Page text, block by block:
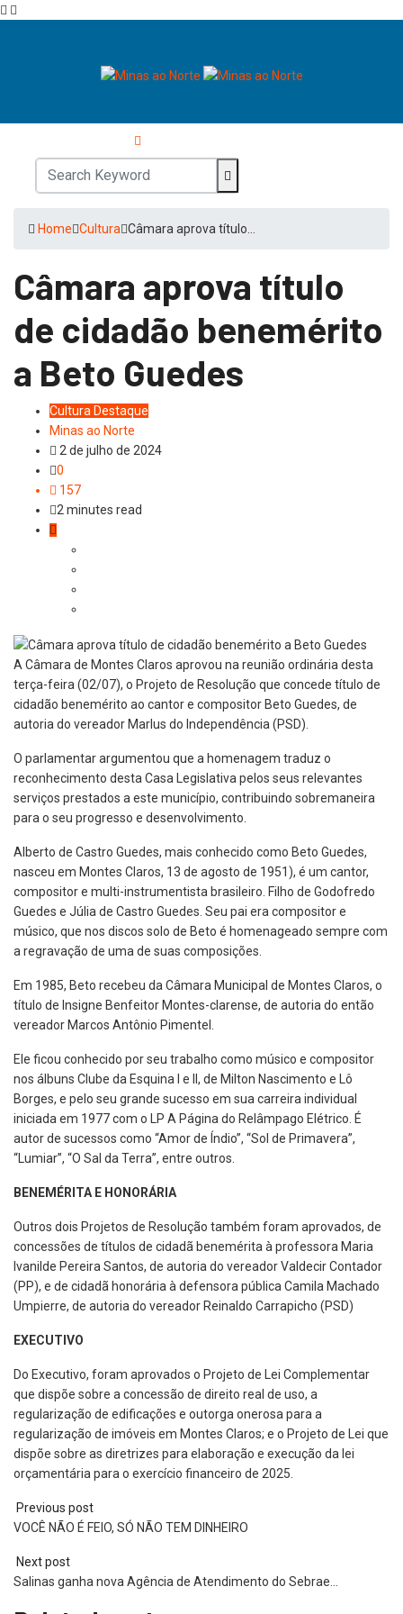
Home Cultura Câmara aprova título…
Câmara aprova título
de cidadão benemérito
a Beto Guedes
Cultura Destaque
Minas ao Norte
2 de julho de 2024
0
157
2 minutes read
A Câmara de Montes Claros aprovou na reunião ordinária desta
terça-feira (02/07), o Projeto de Resolução que concede título de
cidadão benemérito ao cantor e compositor Beto Guedes, de
autoria do vereador Marlus do Independência (PSD).
O parlamentar argumentou que a homenagem traduz o
reconhecimento desta Casa Legislativa pelos seus relevantes
serviços prestados a este município, contribuindo sobremaneira
para o seu progresso e desenvolvimento.
Alberto de Castro Guedes, mais conhecido como Beto Guedes,
nasceu em Montes Claros, 13 de agosto de 1951), é um cantor,
compositor e multi-instrumentista brasileiro. Filho de Godofredo
Guedes e Júlia de Castro Guedes. Seu pai era compositor e
músico, que nos discos solo de Beto é homenageado sempre com
a regravação de uma de suas composições.
Em 1985, Beto recebeu da Câmara Municipal de Montes Claros, o
título de Insigne Benfeitor Montes-clarense, de autoria do então
vereador Marcos Antônio Pimentel.
Ele ficou conhecido por seu trabalho como músico e compositor
nos álbuns Clube da Esquina I e II, de Milton Nascimento e Lô
Borges, e pelo seu grande sucesso em sua carreira individual
iniciada em 1977 com o LP A Página do Relâmpago Elétrico. É
autor de sucessos como “Amor de Índio”, “Sol de Primavera”,
“Lumiar”, “O Sal da Terra”, entre outros.
BENEMÉRITA E HONORÁRIA
Outros dois Projetos de Resolução também foram aprovados, de
concessões de títulos de cidadã benemérita à professora Maria
Ivanilde Pereira Santos, de autoria do vereador Valdecir Contador
(PP), e de cidadã honorária à defensora pública Camila Machado
Umpierre, de autoria do vereador Reinaldo Carrapicho (PSD)
EXECUTIVO
Do Executivo, foram aprovados o Projeto de Lei Complementar
que dispõe sobre a concessão de direito real de uso, a
regularização de edificações e outorga onerosa para a
regularização de imóveis em Montes Claros; e o Projeto de Lei que
dispõe sobre as diretrizes para elaboração e execução da lei
orçamentária para o exercício financeiro de 2025.
Previous post
VOCÊ NÃO É FEIO, SÓ NÃO TEM DINHEIRO
Next post
Salinas ganha nova Agência de Atendimento do Sebrae…